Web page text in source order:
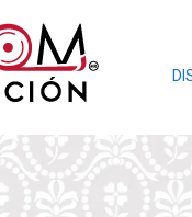
'N ROSE - LL07115